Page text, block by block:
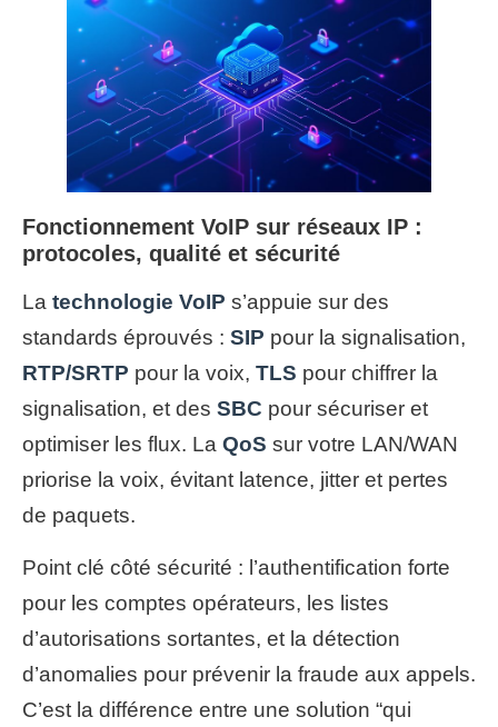
Fonctionnement VoIP sur réseaux IP :
protocoles, qualité et sécurité
La technologie VoIP s’appuie sur des
standards éprouvés : SIP pour la signalisation,
RTP/SRTP pour la voix, TLS pour chiffrer la
signalisation, et des SBC pour sécuriser et
optimiser les flux. La QoS sur votre LAN/WAN
priorise la voix, évitant latence, jitter et pertes
de paquets.
Point clé côté sécurité : l’authentification forte
pour les comptes opérateurs, les listes
d’autorisations sortantes, et la détection
d’anomalies pour prévenir la fraude aux appels.
C’est la différence entre une solution “qui